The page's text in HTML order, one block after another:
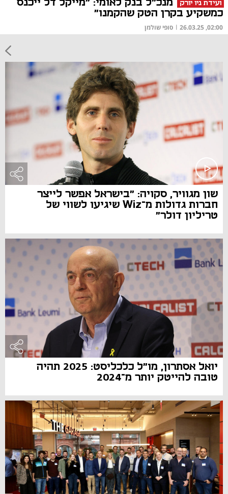
ועידת ניו יורק
כמשקיע בקרן הטק שהקמנו"
02:00, 26.03.25
| סופי שולמן
שון מגוויר, סקויה: "בישראל אפשר לייצר
חברות גדולות מ־Wiz שיגיעו לשווי של
טריליון דולר"
יואל אסתרון, מו"ל כלכליסט: 2025 תהיה
טובה להייטק יותר מ־2024